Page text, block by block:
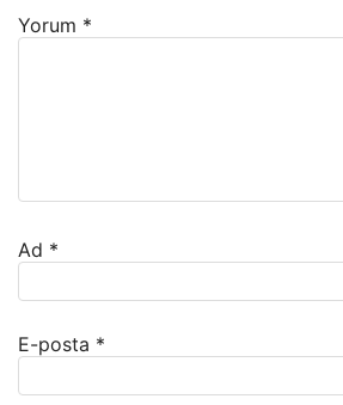
Yorum *
Ad *
E-posta *